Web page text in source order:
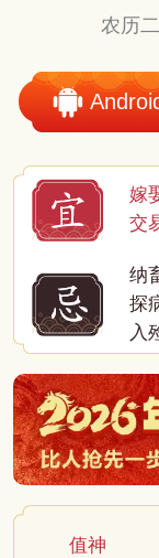
农历
嫁
交
纳
探
入
值神